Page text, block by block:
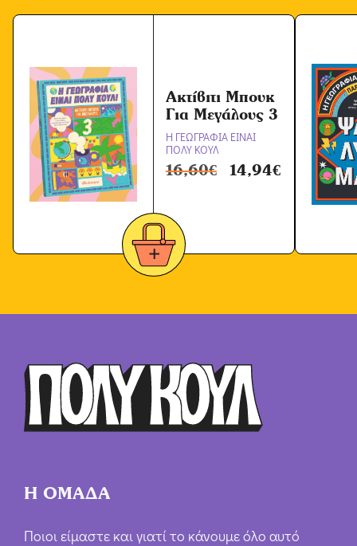
Ακτίβιτι Μπουκ
Για Μεγάλους 3
Η ΓΕΩΓΡΑΦΙΑ ΕΙΝΑΙ
ΠΟΛΥ ΚΟΥΛ
16,60€ 14,94€
Η ΟΜΑΔΑ
Ποιοι είμαστε και γιατί το κάνουμε όλο αυτό